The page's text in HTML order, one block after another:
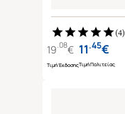
(4)
19 08€
Τιμή Έκδοσης
11.45€
Τιμή Πολιτείας